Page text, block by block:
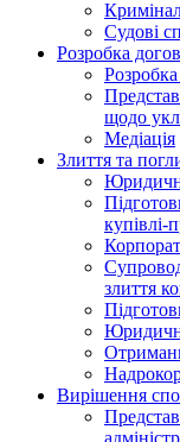
Судові
Розробка
щодо
Медіація
Злиття та
купівлі-
злиття
Вирішення